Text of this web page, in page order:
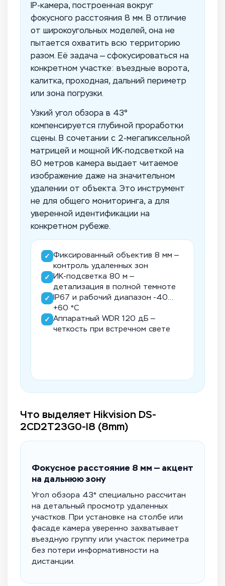
IP-камера, построенная вокруг
фокусного расстояния 8 мм. В отличие
от широкоугольных моделей, она не
пытается охватить всю территорию
разом. Её задача — сфокусироваться на
конкретном участке: въездные ворота,
калитка, проходная, дальний периметр
или зона погрузки.
Узкий угол обзора в 43°
компенсируется глубиной проработки
сцены. В сочетании с 2-мегапиксельной
матрицей и мощной ИК-подсветкой на
80 метров камера выдает читаемое
изображение даже на значительном
удалении от объекта. Это инструмент
не для общего мониторинга, а для
уверенной идентификации на
конкретном рубеже.
✓ Фиксированный объектив 8 мм —
контроль удаленных зон
✓ ИК-подсветка 80 м —
детализация в полной темноте
✓ IP67 и рабочий диапазон -40…
+60 °C
✓ Аппаратный WDR 120 дБ —
четкость при встречном свете
Что выделяет Hikvision DS-
2CD2T23G0-I8 (8mm)
Фокусное расстояние 8 мм — акцент
на дальнюю зону
Угол обзора 43° специально рассчитан
на детальный просмотр удаленных
участков. При установке на столбе или
фасаде камера уверенно захватывает
въездную группу или участок периметра
без потери информативности на
дистанции.